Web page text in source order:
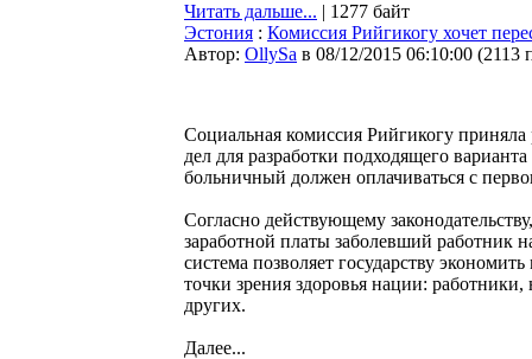
Читать дальше... | 1277 байт
Эстония : Комиссия Рийгикогу хочет
Автор: OllySa в 08/12/2015 06:10:00 (2113
Социальная комиссия Рийгикогу
дел для разработки подходящего
больничный должен оплачиваться с
Согласно действующему
заработной платы заболевший работник
система позволяет государству
точки зрения здоровья нации: работники,
других.
Далее...